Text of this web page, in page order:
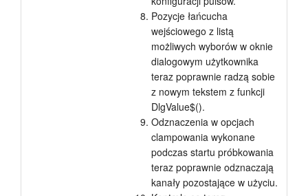
Pozycje łańcucha
wejściowego z listą
możliwych wyborów w oknie
dialogowym użytkownika
teraz poprawnie radzą sobie
z nowym tekstem z funkcji
DlgValue$().
Odznaczenia w opcjach
clampowania wykonane
podczas startu próbkowania
teraz poprawnie odznaczają
kanały pozostające w użyciu.